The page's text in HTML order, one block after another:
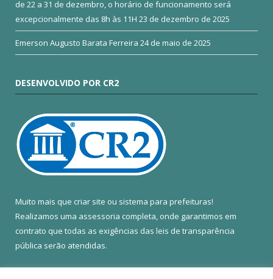
de 22 a 31 de dezembro, o horário de funcionamento será
excepcionalmente das 8h às 11H 23 de dezembro de 2025
Emerson Augusto Barata Ferreira 24 de maio de 2025
DESENVOLVIDO POR CR2
Muito mais que criar site ou sistema para prefeituras!
Realizamos uma assessoria completa, onde garantimos em
contrato que todas as exigências das leis de transparência
pública serão atendidas.